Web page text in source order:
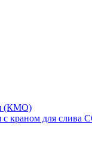
(КМО)
с краном для